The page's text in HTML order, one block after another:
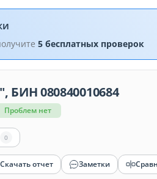
5 бесплатных проверок
БИН 080840010684
Проблем нет
0
Скачать отчет Заметки